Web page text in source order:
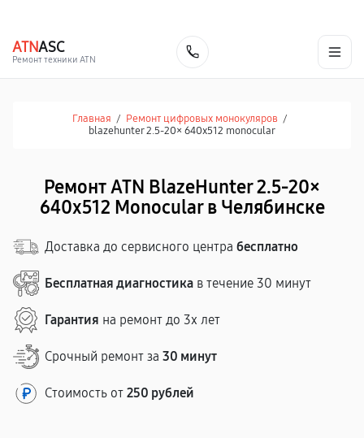
ATNASC
Ремонт техники ATN
Главная / Ремонт цифровых монокуляров /
blazehunter 2.5‑20× 640x512 monocular
Ремонт ATN BlazeHunter 2.5‑20×
640x512 Monocular в Челябинске
Доставка до сервисного центра бесплатно
Бесплатная диагностика в течение 30 минут
Гарантия на ремонт до 3х лет
Срочный ремонт за 30 минут
Стоимость от 250 рублей